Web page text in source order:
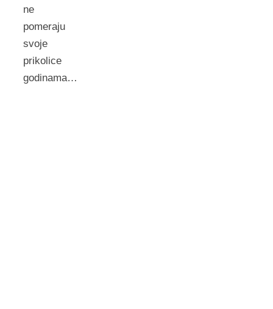
ne
pomeraju
svoje
prikolice
godinama…